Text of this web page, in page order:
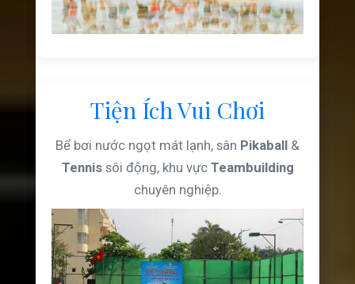
Tiện Ích Vui Chơi
Bể bơi nước ngọt mát lạnh, sân Pikaball &
Tennissôi động, khu vực Teambuilding
chuyên nghiệp.